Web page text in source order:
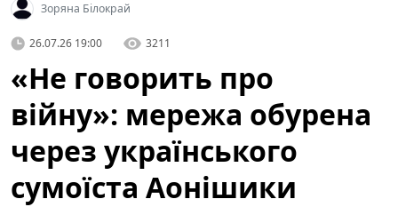
Зоряна Білокрай
26.07.26 19:00 3211
«Не говорить про
війну»: мережа обурена
через українського
сумоїста Аонішики